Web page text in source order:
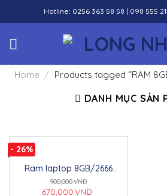
to
content
Hotline: 0256 363 58 58 | 098 555
Home / Products tagged “RAM
DANH MỤC SẢN
- 26%
Ram laptop 8GB/2666
Kingston (box)
900,000VNĐ
670,000 VNĐ